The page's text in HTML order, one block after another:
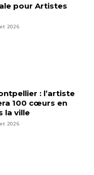
pour Artistes
2026
: l’artiste
100 cœurs en
la ville
2026